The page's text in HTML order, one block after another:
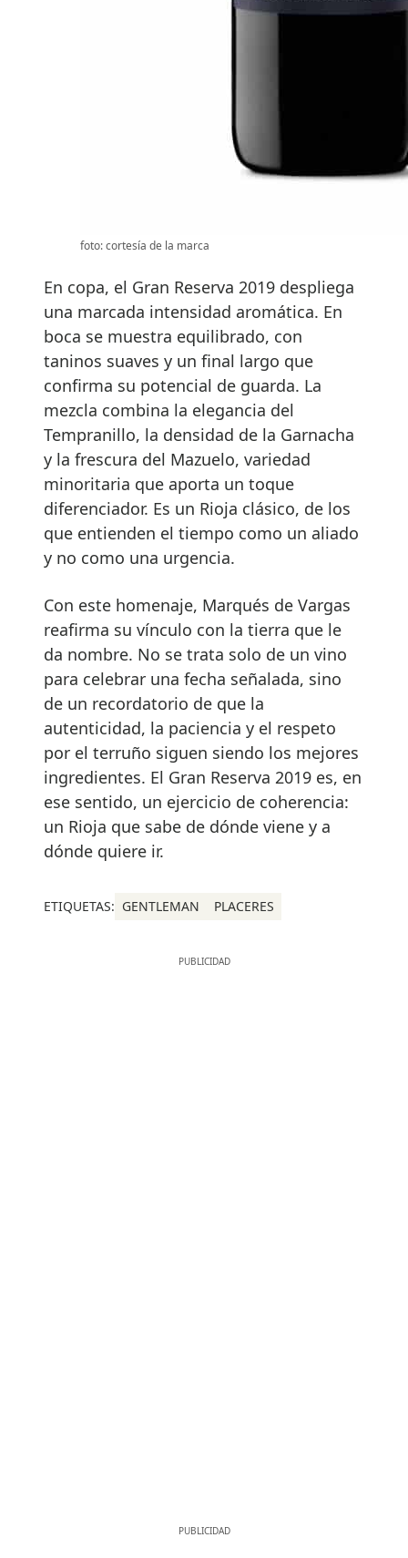
foto: cortesía de la marca
En copa, el Gran Reserva 2019 despliega
una marcada intensidad aromática. En
boca se muestra equilibrado, con
taninos suaves y un final largo que
confirma su potencial de guarda. La
mezcla combina la elegancia del
Tempranillo, la densidad de la Garnacha
y la frescura del Mazuelo, variedad
minoritaria que aporta un toque
diferenciador. Es un Rioja clásico, de los
que entienden el tiempo como un aliado
y no como una urgencia.
Con este homenaje, Marqués de Vargas
reafirma su vínculo con la tierra que le
da nombre. No se trata solo de un vino
para celebrar una fecha señalada, sino
de un recordatorio de que la
autenticidad, la paciencia y el respeto
por el terruño siguen siendo los mejores
ingredientes. El Gran Reserva 2019 es, en
ese sentido, un ejercicio de coherencia:
un Rioja que sabe de dónde viene y a
dónde quiere ir.
ETIQUETAS: GENTLEMAN PLACERES